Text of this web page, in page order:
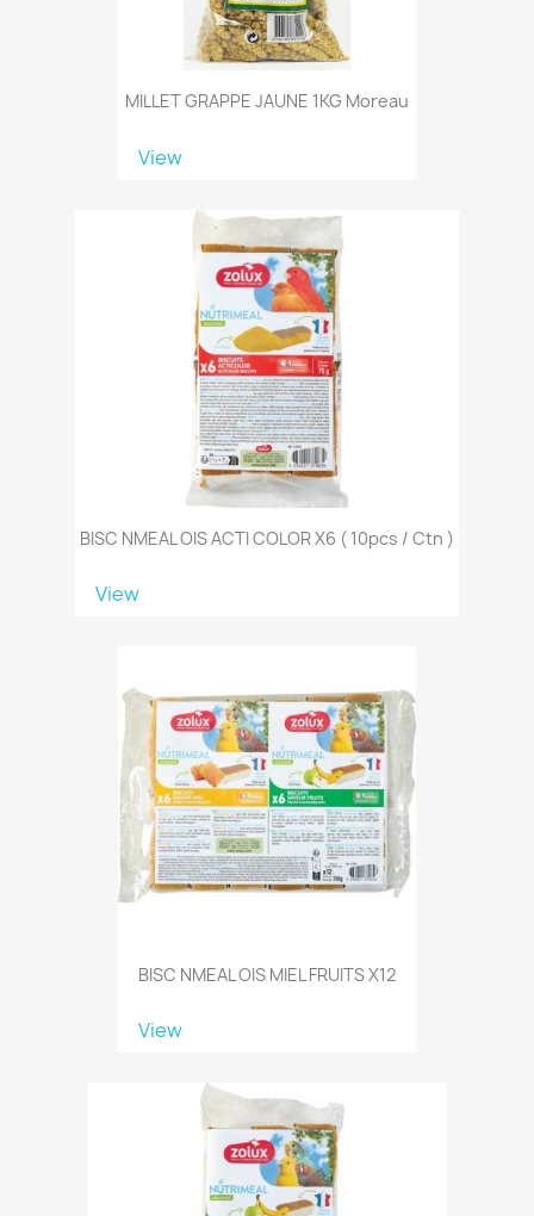
MILLET GRAPPE JAUNE 1KG Moreau
View
BISC NMEAL OIS ACTI COLOR X6 ( 10pcs / Ctn )
View
BISC NMEAL OIS MIEL FRUITS X12
View